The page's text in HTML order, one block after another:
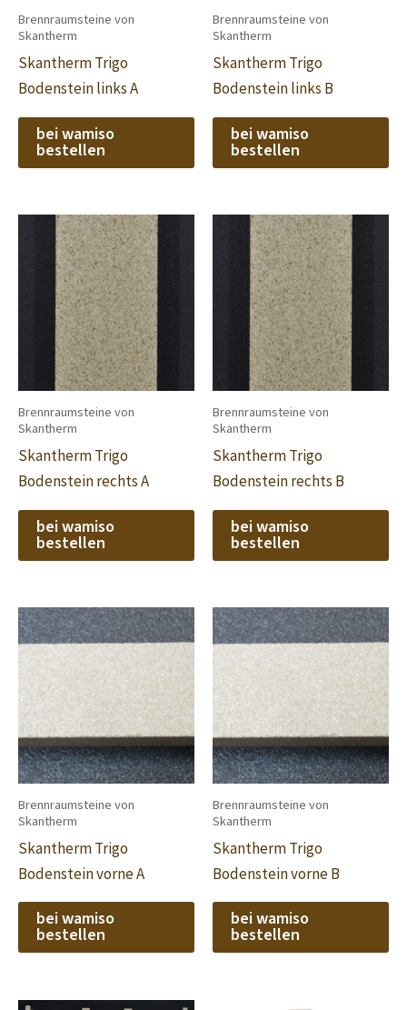
Brennraumsteine von
Skantherm
Skantherm Trigo
Bodenstein links A
bei wamiso
bestellen
Brennraumsteine von
Skantherm
Skantherm Trigo
Bodenstein links B
bei wamiso
bestellen
Brennraumsteine von
Skantherm
Skantherm Trigo
Bodenstein rechts A
bei wamiso
bestellen
Brennraumsteine von
Skantherm
Skantherm Trigo
Bodenstein rechts B
bei wamiso
bestellen
Brennraumsteine von
Skantherm
Skantherm Trigo
Bodenstein vorne A
bei wamiso
bestellen
Brennraumsteine von
Skantherm
Skantherm Trigo
Bodenstein vorne B
bei wamiso
bestellen